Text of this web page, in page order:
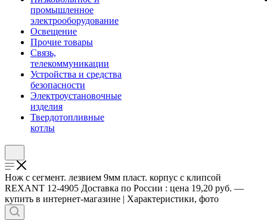
промышленное
электрооборудование
Освещение
Прочие товары
Связь,
телекоммуникации
Устройства и средства
безопасности
Электроустановочные
изделия
Твердотопливные
котлы
Нож с сегмент. лезвием 9мм пласт. корпус с клипсой
REXANT 12-4905 Доставка по России : цена 19,20 руб. —
купить в интернет-магазине | Характеристики, фото